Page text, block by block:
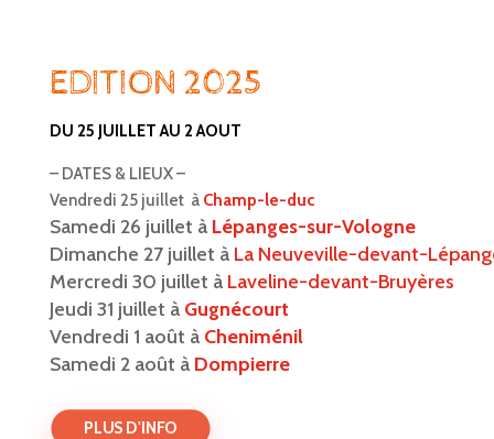
EDITION 2025
DU 25 JUILLET AU 2 AOUT
– DATES & LIEUX –
Vendredi 25 juillet àChamp-le-duc
Samedi 26 juillet à Lépanges-sur-Vologne
Dimanche 27 juillet àLa Neuveville-devant-
Mercredi 30 juillet à Laveline-devant-Bruyères
Jeudi 31 juillet à Gugnécourt
Vendredi 1 août à Cheniménil
Samedi 2 août à Dompierre
PLUS D'INFO